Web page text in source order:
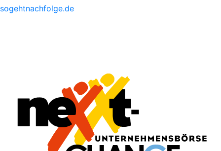
sogehtnachfolge.de